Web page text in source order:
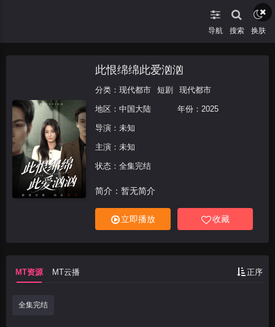
导航 搜索 换肤
此恨绵绵此爱汹汹
分类： 现代都市 短剧 现代都市
地区： 中国大陆 年份： 2025
导演：未知
主演：未知
状态：全集完结
简介：暂无简介
立即播放 收藏
MT资源 MT云播 正序
全集完结